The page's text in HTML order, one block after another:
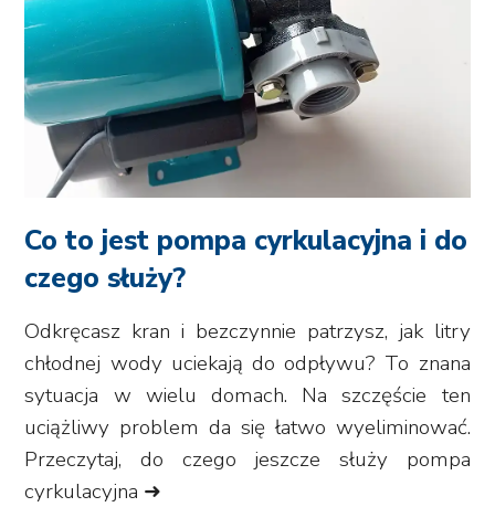
Co to jest pompa cyrkulacyjna i do
czego służy?
Odkręcasz kran i bezczynnie patrzysz, jak litry
chłodnej wody uciekają do odpływu? To znana
sytuacja w wielu domach. Na szczęście ten
uciążliwy problem da się łatwo wyeliminować.
Przeczytaj, do czego jeszcze służy pompa
cyrkulacyjna ➜